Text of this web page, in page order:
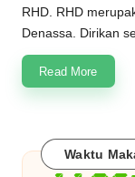
by
RHD. RHD
Denassa. Dirikan
Read More
Waktu